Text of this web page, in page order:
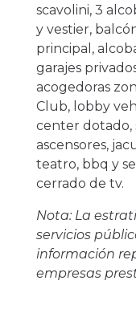
scavolini, 3
y vestier,
principal,
garajes
acogedoras
Club, lobby
center dotado,
ascensores,
teatro, bbq y
cerrado de tv.
Nota: La
servicios
información
empresas